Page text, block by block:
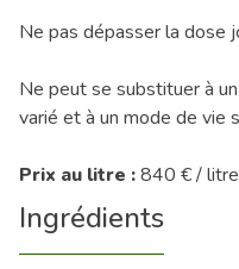
Ne pas dépasser la dose
Ne peut se substituer à
varié et à un mode de vie
Prix au litre :840 € / litre
Ingrédients